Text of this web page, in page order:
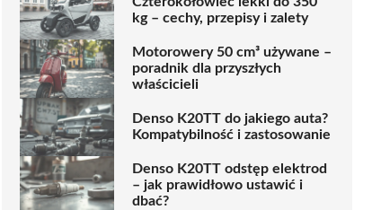
kg – cechy, przepisy i zalety
Motorowery 50 cm³ używane –
poradnik dla przyszłych
właścicieli
Denso K20TT do jakiego auta?
Kompatybilność i zastosowanie
Denso K20TT odstęp elektrod
– jak prawidłowo ustawić i
dbać?